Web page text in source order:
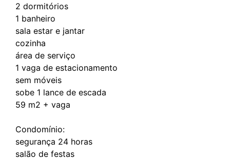
2 dormitórios
1 banheiro
sala estar e jantar
cozinha
área de serviço
1 vaga de estacionamento
sem móveis
sobe 1 lance de escada
59 m2 + vaga
Condomínio:
segurança 24 horas
salão de festas